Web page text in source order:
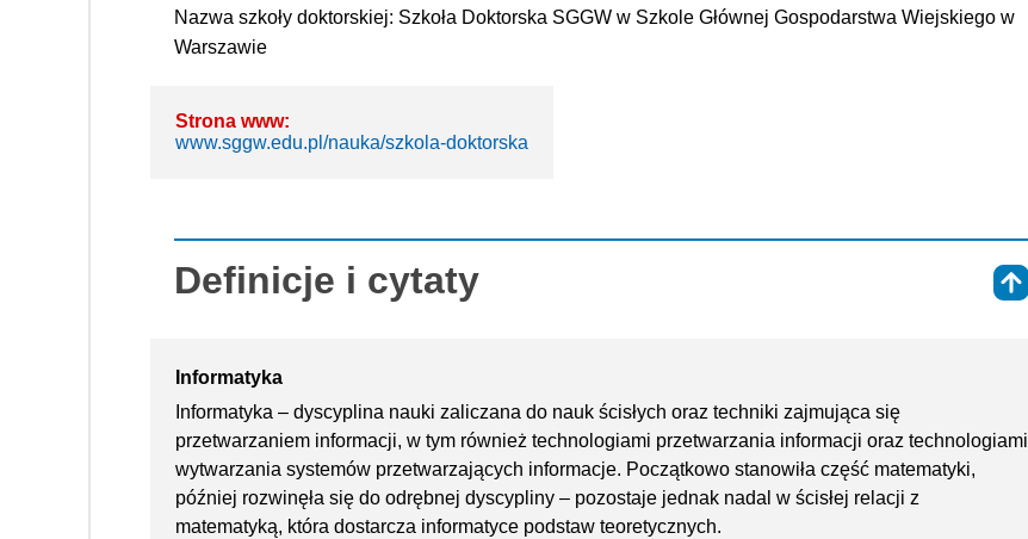
Nazwa szkoły doktorskiej: Szkoła Doktorska SGGW w Szkole Głównej Gospodarstwa Wiejskiego w
Warszawie
Strona www:
www.sggw.edu.pl/nauka/szkola-doktorska
Definicje i cytaty
Informatyka
Informatyka – dyscyplina nauki zaliczana do nauk ścisłych oraz techniki zajmująca się
przetwarzaniem informacji, w tym również technologiami przetwarzania informacji oraz technologiami
wytwarzania systemów przetwarzających informacje. Początkowo stanowiła część matematyki,
później rozwinęła się do odrębnej dyscypliny – pozostaje jednak nadal w ścisłej relacji z
matematyką, która dostarcza informatyce podstaw teoretycznych.